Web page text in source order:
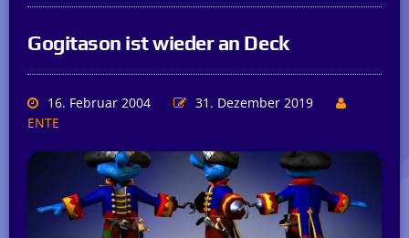
Gogitason ist wieder an Deck
16. Februar 2004
31. Dezember 2019
ENTE